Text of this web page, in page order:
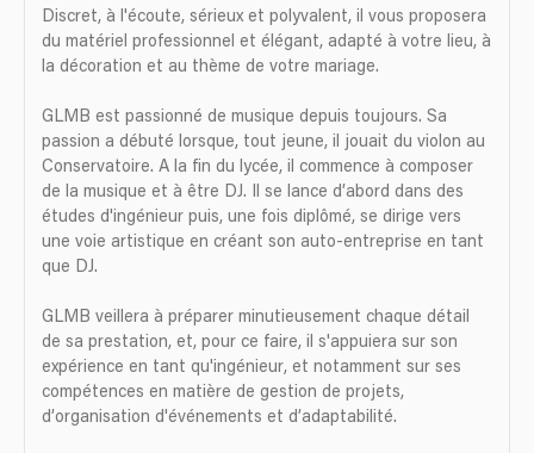
Discret, à l'écoute, sérieux et polyvalent, il vous proposera
du matériel professionnel et élégant, adapté à votre lieu, à
la décoration et au thème de votre mariage.
GLMB est passionné de musique depuis toujours. Sa
passion a débuté lorsque, tout jeune, il jouait du violon au
Conservatoire. A la fin du lycée, il commence à composer
de la musique et à être DJ. Il se lance d’abord dans des
études d'ingénieur puis, une fois diplômé, se dirige vers
une voie artistique en créant son auto-entreprise en tant
que DJ.
GLMB veillera à préparer minutieusement chaque détail
de sa prestation, et, pour ce faire, il s'appuiera sur son
expérience en tant qu'ingénieur, et notamment sur ses
compétences en matière de gestion de projets,
d’organisation d'événements et d’adaptabilité.